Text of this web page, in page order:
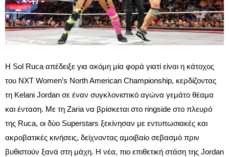
Η Sol Ruca απέδειξε για ακόμη μία φορά γιατί είναι η κάτοχος
του NXT Women’s North American Championship, κερδίζοντας
τη Kelani Jordan σε έναν συγκλονιστικό αγώνα γεμάτο θέαμα
και ένταση. Με τη Zaria να βρίσκεται στο ringside στο πλευρό
της Ruca, οι δύο Superstars ξεκίνησαν με εντυπωσιακές και
ακροβατικές κινήσεις, δείχνοντας αμοιβαίο σεβασμό πριν
βυθιστούν ξανά στη μάχη. Η νέα, πιο επιθετική στάση της Jordan